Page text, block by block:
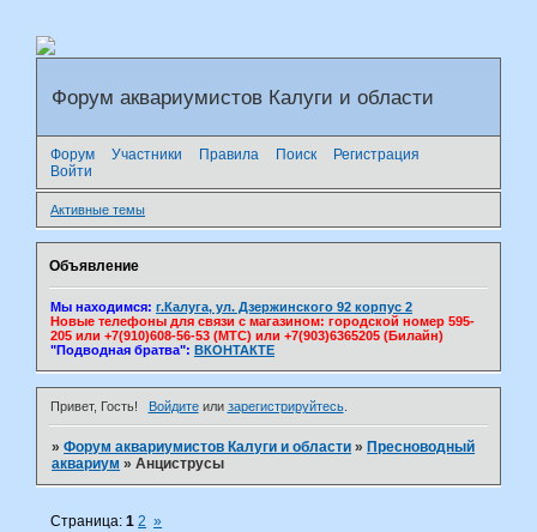
Форум аквариумистов Калуги и области
Форум Участники Правила Поиск
Регистрация
Войти
Активные темы
Объявление
Мы находимся: г.Калуга, ул. Дзержинского 92 корпус 2
Новые телефоны для связи с магазином: городской номер 595-
205 или +7(910)608-56-53 (МТС) или +7(903)6365205 (Билайн)
"Подводная братва": ВКОНТАКТЕ
Привет, Гость! Войдитеили зарегистрируйтесь.
»Форум аквариумистов Калуги и области » Пресноводный
аквариум »Анциструсы
Страница:1 2 »